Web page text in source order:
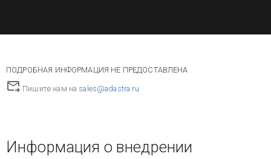
ПОДРОБНАЯ ИНФОРМАЦИЯ НЕ ПРЕДОСТАВЛЕНА
Пишите нам на sales@adastra.ru
Информация о внедрении